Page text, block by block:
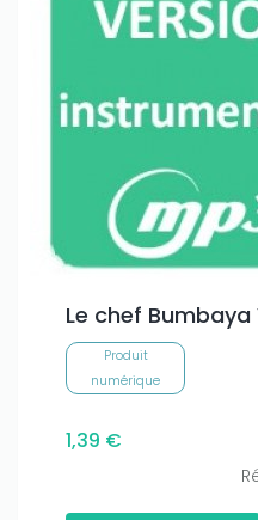
Le chef Bumbaya
Produit
numérique
1,39 €